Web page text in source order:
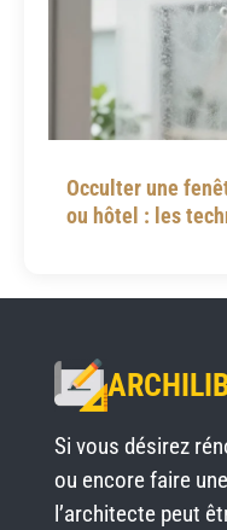
Occulter une
ou hôtel : les
Si vous désirez
ou encore faire
l’architecte peut